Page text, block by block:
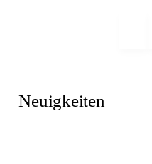
Neuigkeiten